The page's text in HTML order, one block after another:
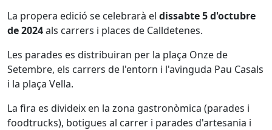
La propera edició se celebrarà el dissabte 5 d'octubre
de 2024als carrers i places de Calldetenes.
Les parades es distribuiran per la plaça Onze de
Setembre, els carrers de l'entorn i l'avinguda Pau Casals
i la plaça Vella.
La fira es divideix en la zona gastronòmica (parades i
foodtrucks), botigues al carrer i parades d'artesania i